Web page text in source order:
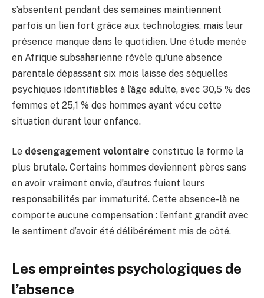
s’absentent pendant des semaines maintiennent
parfois un lien fort grâce aux technologies, mais leur
présence manque dans le quotidien. Une étude menée
en Afrique subsaharienne révèle qu’une absence
parentale dépassant six mois laisse des séquelles
psychiques identifiables à l’âge adulte, avec 30,5 % des
femmes et 25,1 % des hommes ayant vécu cette
situation durant leur enfance.
Le désengagement volontaire constitue la forme la
plus brutale. Certains hommes deviennent pères sans
en avoir vraiment envie, d’autres fuient leurs
responsabilités par immaturité. Cette absence-là ne
comporte aucune compensation : l’enfant grandit avec
le sentiment d’avoir été délibérément mis de côté.
Les empreintes psychologiques de
l’absence